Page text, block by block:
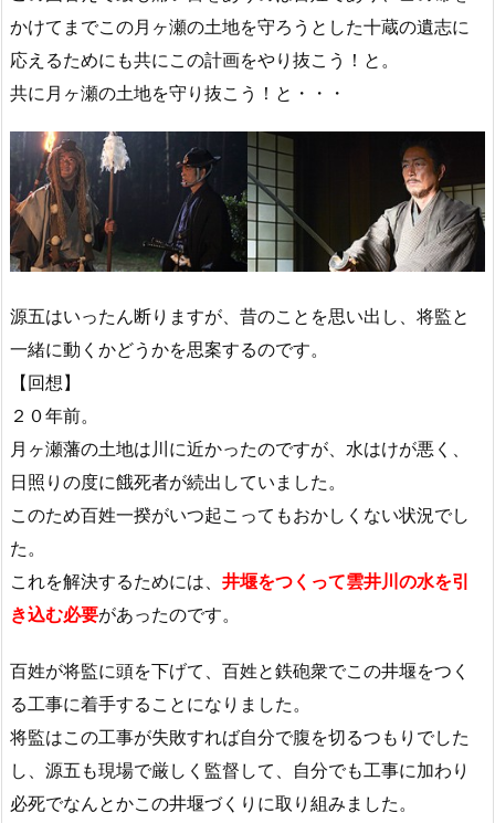
かけてまでこの月ヶ瀬の土地を守ろうとした十蔵の遺志に
応えるためにも共にこの計画をやり抜こう！と。
共に月ヶ瀬の土地を守り抜こう！と・・・
源五はいったん断りますが、昔のことを思い出し、将監と
一緒に動くかどうかを思案するのです。
【回想】
２０年前。
月ヶ瀬藩の土地は川に近かったのですが、水はけが悪く、
日照りの度に餓死者が続出していました。
このため百姓一揆がいつ起こってもおかしくない状況でし
た。
これを解決するためには、 井堰をつくって雲井川の水を引
き込む必要があったのです。
百姓が将監に頭を下げて、百姓と鉄砲衆でこの井堰をつく
る工事に着手することになりました。
将監はこの工事が失敗すれば自分で腹を切るつもりでした
し、源五も現場で厳しく監督して、自分でも工事に加わり
必死でなんとかこの井堰づくりに取り組みました。